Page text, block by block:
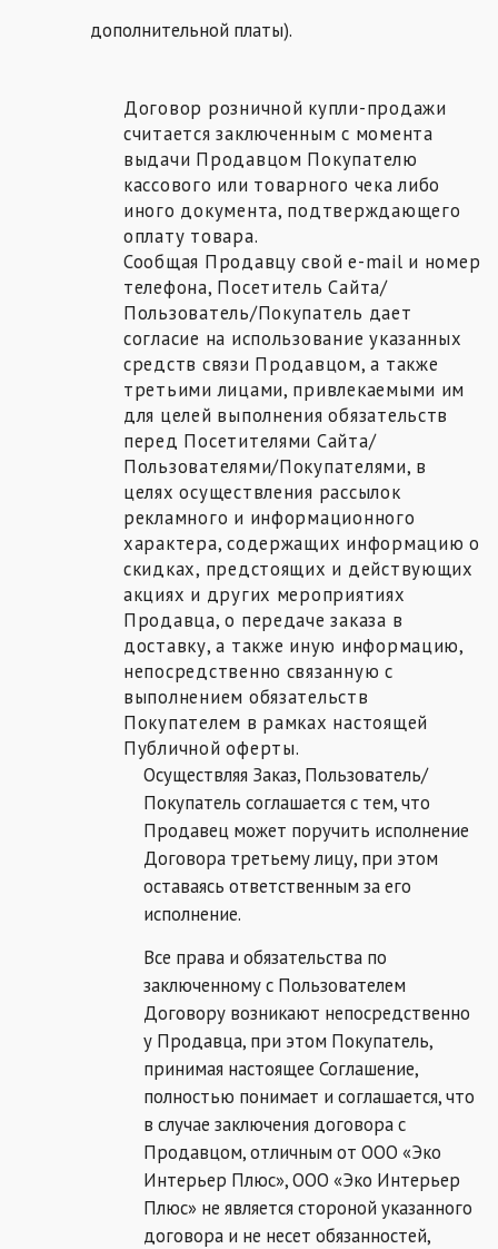
дополнительной платы).
Договор розничной купли-продажи
считается заключенным с момента
выдачи Продавцом Покупателю
кассового или товарного чека либо
иного документа, подтверждающего
оплату товара.
Сообщая Продавцу свой e-mail и номер
телефона, Посетитель Сайта/
Пользователь/Покупатель дает
согласие на использование указанных
средств связи Продавцом, а также
третьими лицами, привлекаемыми им
для целей выполнения обязательств
перед Посетителями Сайта/
Пользователями/Покупателями, в
целях осуществления рассылок
рекламного и информационного
характера, содержащих информацию о
скидках, предстоящих и действующих
акциях и других мероприятиях
Продавца, о передаче заказа в
доставку, а также иную информацию,
непосредственно связанную с
выполнением обязательств
Покупателем в рамках настоящей
Публичной оферты.
Осуществляя Заказ, Пользователь/
Покупатель соглашается с тем, что
Продавец может поручить исполнение
Договора третьему лицу, при этом
оставаясь ответственным за его
исполнение.
Все права и обязательства по
заключенному с Пользователем
Договору возникают непосредственно
у Продавца, при этом Покупатель,
принимая настоящее Соглашение,
полностью понимает и соглашается, что
в случае заключения договора с
Продавцом, отличным от ООО «Эко
Интерьер Плюс», ООО «Эко Интерьер
Плюс» не является стороной указанного
договора и не несет обязанностей,